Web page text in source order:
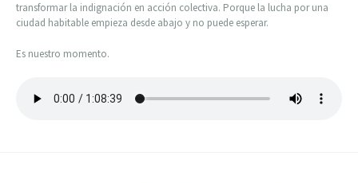
transformar la indignación en acción colectiva. Porque la lucha por una
ciudad habitable empieza desde abajo y no puede esperar.
Es nuestro momento.